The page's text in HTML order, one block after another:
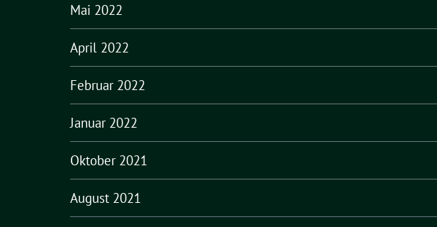
Mai 2022
April 2022
Februar 2022
Januar 2022
Oktober 2021
August 2021